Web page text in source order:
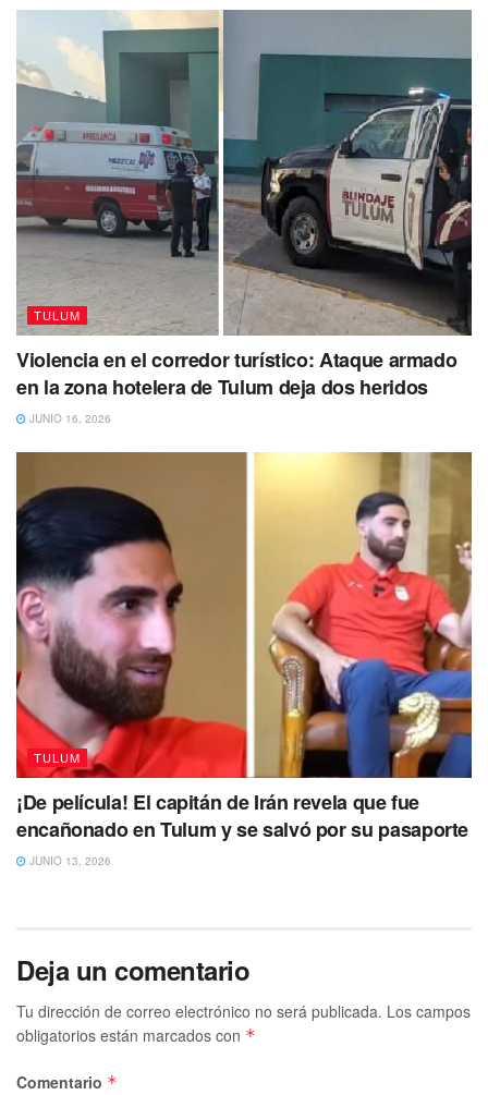
TULUM
Violencia en el corredor turístico: Ataque armado
en la zona hotelera de Tulum deja dos heridos
JUNIO 16, 2026
TULUM
¡De película! El capitán de Irán revela que fue
encañonado en Tulum y se salvó por su pasaporte
JUNIO 13, 2026
Deja un comentario
Tu dirección de correo electrónico no será publicada. Los campos
obligatorios están marcados con *
Comentario *